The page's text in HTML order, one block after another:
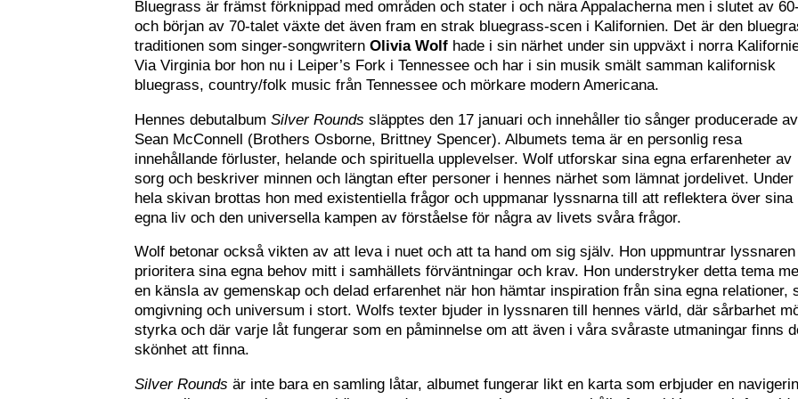
Bluegrass är främst förknippad med områden och stater i och nära Appalacherna men i slutet av 60-
och början av 70-talet växte det även fram en strak bluegrass-scen i Kalifornien. Det är den
traditionen som singer-songwriternOlivia Wolf hade i sin närhet under sin uppväxt i norra
Via Virginia bor hon nu i Leiper’s Fork i Tennessee och har i sin musik smält samman kalifornisk
bluegrass, country/folk music från Tennessee och mörkare modern Americana.
Hennes debutalbumSilver Rounds släpptes den 17 januari och innehåller tio sånger producerade av
Sean McConnell (Brothers Osborne, Brittney Spencer). Albumets tema är en personlig resa
innehållande förluster, helande och spirituella upplevelser. Wolf utforskar sina egna erfarenheter av
sorg och beskriver minnen och längtan efter personer i hennes närhet som lämnat jordelivet. Under
hela skivan brottas hon med existentiella frågor och uppmanar lyssnarna till att reflektera över sina
egna liv och den universella kampen av förståelse för några av livets svåra frågor.
Wolf betonar också vikten av att leva i nuet och att ta hand om sig själv. Hon uppmuntrar
prioritera sina egna behov mitt i samhällets förväntningar och krav. Hon understryker detta tema
en känsla av gemenskap och delad erfarenhet när hon hämtar inspiration från sina egna relationer,
omgivning och universum i stort. Wolfs texter bjuder in lyssnaren till hennes värld, där sårbarhet
styrka och där varje låt fungerar som en påminnelse om att även i våra svåraste utmaningar finns
skönhet att finna.
Silver Rounds är inte bara en samling låtar, albumet fungerar likt en karta som erbjuder en